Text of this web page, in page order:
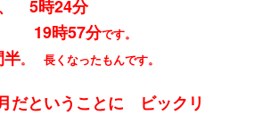
5時24分
19時57分です。
半。 長くなったもんです。
だということに ビックリ